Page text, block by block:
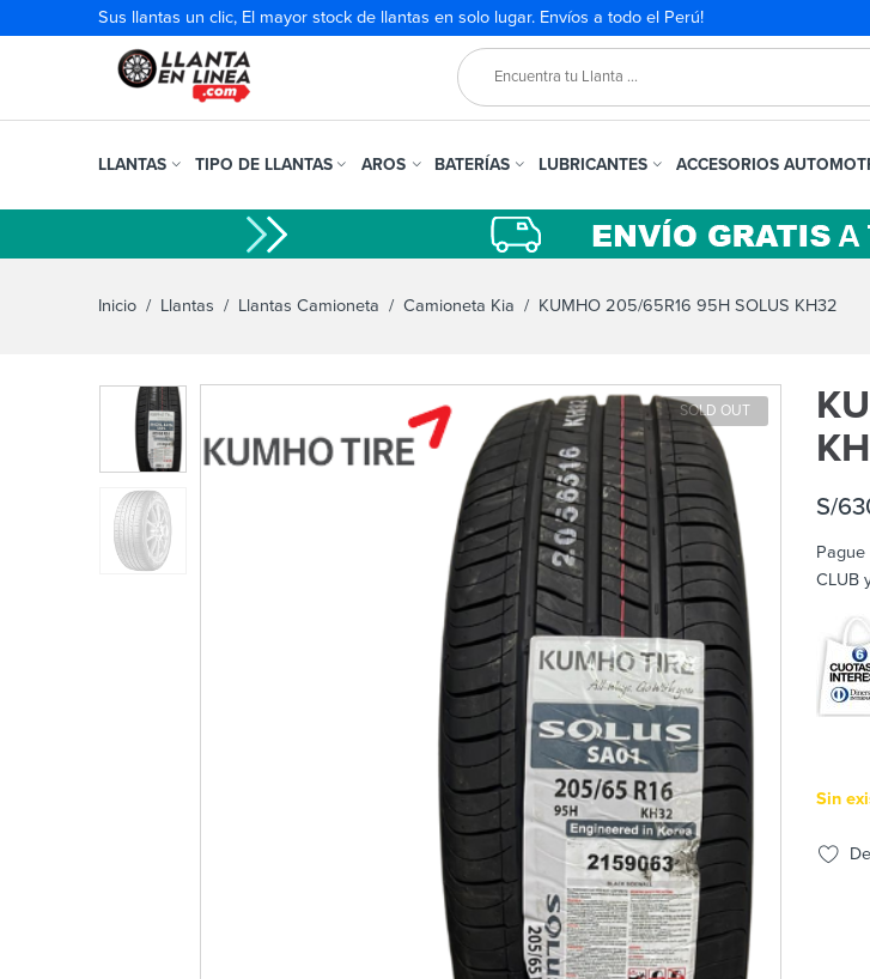
Sus llantas un clic, El mayor stock de llantas en solo lugar. Envíos a todo el Perú!
LLANTAS TIPO DE LLANTAS AROS BATERÍAS LUBRICANTES ACCESORIOS
Inicio / Llantas / Llantas Camioneta / Camioneta Kia / KUMHO 205/65R16 95H SOLUS KH32
SOLD OUT
S/
CLUB
Sin